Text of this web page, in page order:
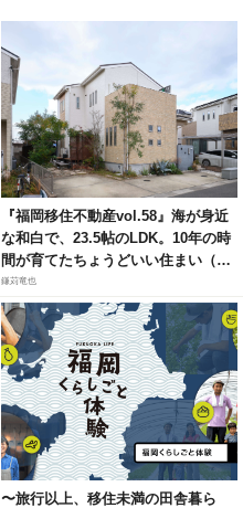
『福岡移住不動産vol.58』海が身近
な和白で、23.5帖のLDK。10年の時
間が育てたちょうどいい住まい（福
岡市東区和白6）
鎌苅竜也
〜旅行以上、移住未満の田舎暮ら